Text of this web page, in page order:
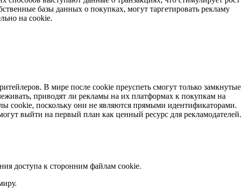
базы данных о покупках, могут таргетировать рекламу
на cookie.
В мире после cookie преуспеть смогут только замкнутые
приводят ли рекламы на их платформах к покупкам на
cookie, поскольку они не являются прямыми идентификаторами.
выйти на первый план как ценный ресурс для рекламодателей.
доступа к сторонним файлам cookie.